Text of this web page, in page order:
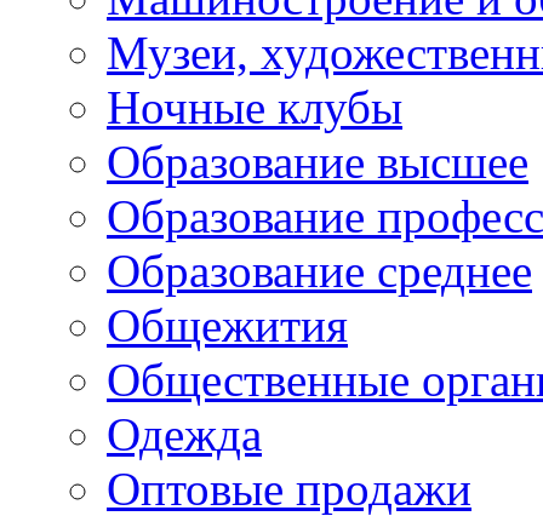
Музеи,
Ночные клубы
Образование высшее
Образование
Образование среднее
Общежития
Общественные
Одежда
Оптовые продажи